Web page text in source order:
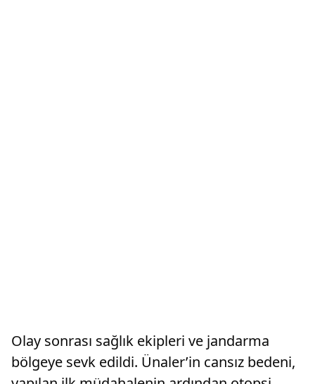
Olay sonrası sağlık ekipleri ve jandarma
bölgeye sevk edildi. Ünaler’in cansız bedeni,